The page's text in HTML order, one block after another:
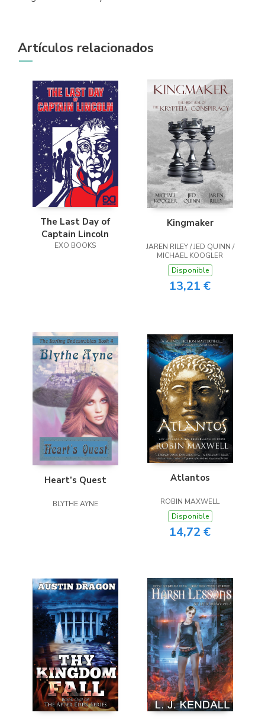
Artículos relacionados
The Last Day of
Captain Lincoln
EXO BOOKS
Kingmaker
JAREN RILEY / JED QUINN /
MICHAEL KOOGLER
Disponible
13,21 €
Heart’s Quest
BLYTHE AYNE
Atlantos
ROBIN MAXWELL
Disponible
14,72 €